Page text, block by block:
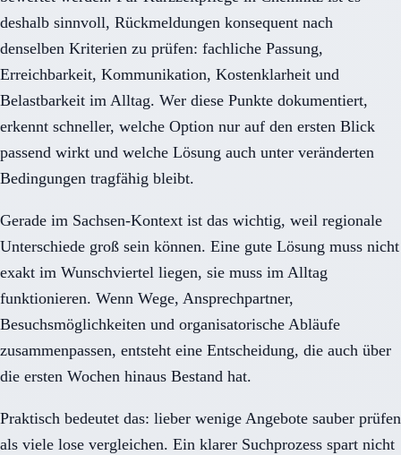
deshalb sinnvoll, Rückmeldungen konsequent nach
denselben Kriterien zu prüfen: fachliche Passung,
Erreichbarkeit, Kommunikation, Kostenklarheit und
Belastbarkeit im Alltag. Wer diese Punkte dokumentiert,
erkennt schneller, welche Option nur auf den ersten Blick
passend wirkt und welche Lösung auch unter veränderten
Bedingungen tragfähig bleibt.
Gerade im Sachsen-Kontext ist das wichtig, weil regionale
Unterschiede groß sein können. Eine gute Lösung muss nicht
exakt im Wunschviertel liegen, sie muss im Alltag
funktionieren. Wenn Wege, Ansprechpartner,
Besuchsmöglichkeiten und organisatorische Abläufe
zusammenpassen, entsteht eine Entscheidung, die auch über
die ersten Wochen hinaus Bestand hat.
Praktisch bedeutet das: lieber wenige Angebote sauber prüfen
als viele lose vergleichen. Ein klarer Suchprozess spart nicht